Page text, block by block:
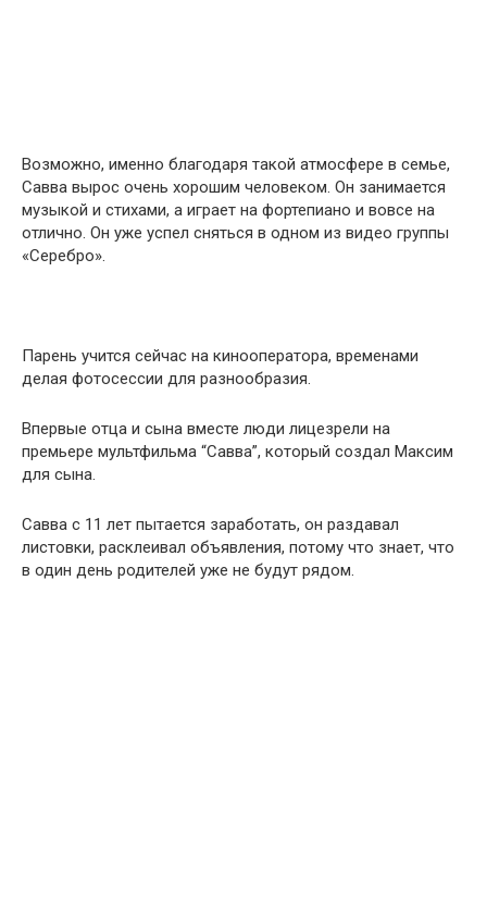
Возможно, именно благодаря такой атмосфере в семье,
Савва вырос очень хорошим человеком. Он занимается
музыкой и стихами, а играет на фортепиано и вовсе на
отлично. Он уже успел сняться в одном из видео группы
«Серебро».
Парень учится сейчас на кинооператора, временами
делая фотосессии для разнообразия.
Впервые отца и сына вместе люди лицезрели на
премьере мультфильма “Савва”, который создал Максим
для сына.
Савва с 11 лет пытается заработать, он раздавал
листовки, расклеивал объявления, потому что знает, что
в один день родителей уже не будут рядом.